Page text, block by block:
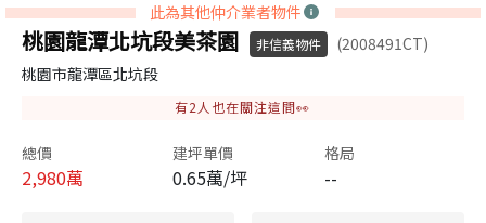
此為其他仲介業者物件
桃園龍潭北坑段美茶園 非信義物件
(2008491CT)
桃園市龍潭區北坑段
有2 人也在關注這間👀
總價
2,980萬
建坪單價
0.65萬/坪
格局
--